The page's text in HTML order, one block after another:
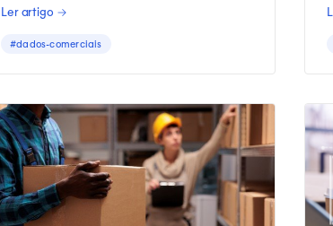
Ler artigo →
#dados-comerciais